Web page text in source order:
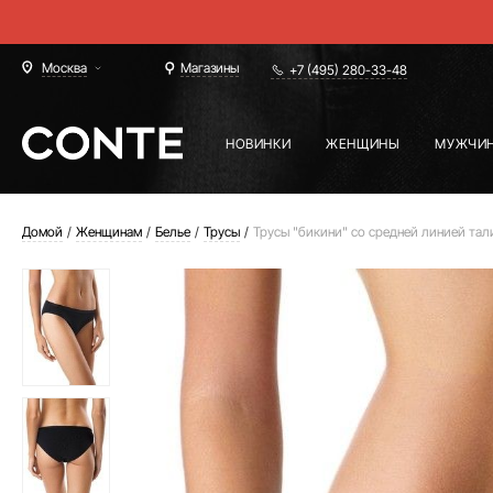
Москва Магазины +7 (495) 280-33-48
НОВИНКИ ЖЕНЩИНЫ
Домой Женщинам Белье Трусы Трусы "бикини" со средней линией